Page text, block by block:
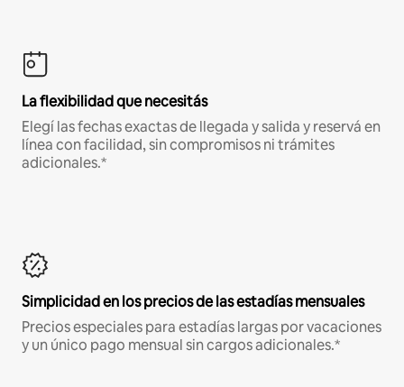
La flexibilidad que necesitás
Elegí las fechas exactas de llegada y salida y reservá en
línea con facilidad, sin compromisos ni trámites
adicionales.*
Simplicidad en los precios de las estadías mensuales
Precios especiales para estadías largas por vacaciones
y un único pago mensual sin cargos adicionales.*